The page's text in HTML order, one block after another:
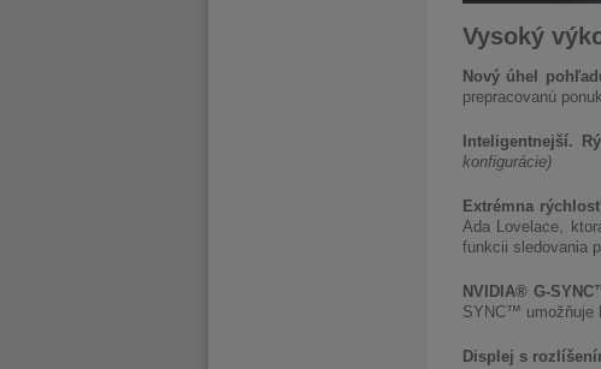
Vysoký
Nový úhel
prepracovanú
Inteligentnejší.
konfigurácie)
Extrémna rýchlosť
Ada Lovelace,
funkcii sledovania
NVIDIA® G-
SYNC™ umožňuje
Displej s